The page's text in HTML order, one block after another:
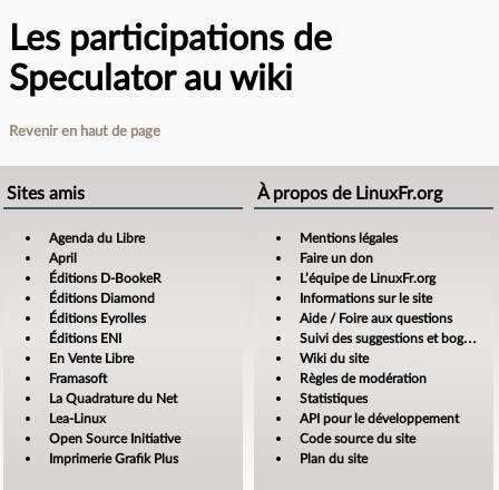
Les participations de
Speculator au wiki
Revenir en haut de page
Sites amis
Agenda du Libre
April
Éditions D-BookeR
Éditions Diamond
Éditions Eyrolles
Éditions ENI
En Vente Libre
Framasoft
La Quadrature du Net
Lea-Linux
Open Source Initiative
Imprimerie Grafik Plus
À propos de LinuxFr.org
Mentions légales
Faire un don
L’équipe de LinuxFr.org
Informations sur le site
Aide / Foire aux questions
Suivi des suggestions et bogues
Wiki du site
Règles de modération
Statistiques
API pour le développement
Code source du site
Plan du site